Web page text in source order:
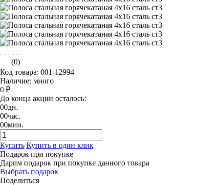
(0)
Код товара: 001-12994
Наличие: много
0 ₽
До конца акции осталось:
00дн.
00час.
00мин.
Купить Купить в один клик
Подарок при покупке
Дарим подарок при покупке данного товара
Выбрать подарок
Поделиться